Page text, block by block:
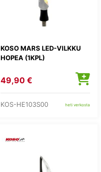
KOSO MARS LED-VILKKU
HOPEA (1KPL)
49,90 €
KOS-HE103S00 heti verkosta